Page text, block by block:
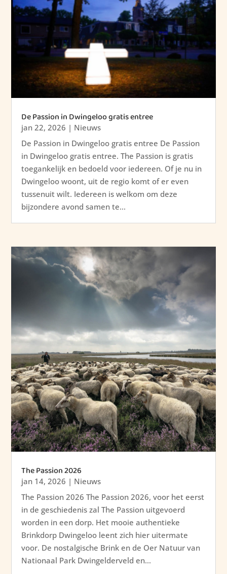
De Passion in Dwingeloo gratis entree
jan 22, 2026 | Nieuws
De Passion in Dwingeloo gratis entree De Passion
in Dwingeloo gratis entree. The Passion is gratis
toegankelijk en bedoeld voor iedereen. Of je nu in
Dwingeloo woont, uit de regio komt of er even
tussenuit wilt. Iedereen is welkom om deze
bijzondere avond samen te...
The Passion 2026
jan 14, 2026 | Nieuws
The Passion 2026 The Passion 2026, voor het eerst
in de geschiedenis zal The Passion uitgevoerd
worden in een dorp. Het mooie authentieke
Brinkdorp Dwingeloo leent zich hier uitermate
voor. De nostalgische Brink en de Oer Natuur van
Nationaal Park Dwingelderveld en...